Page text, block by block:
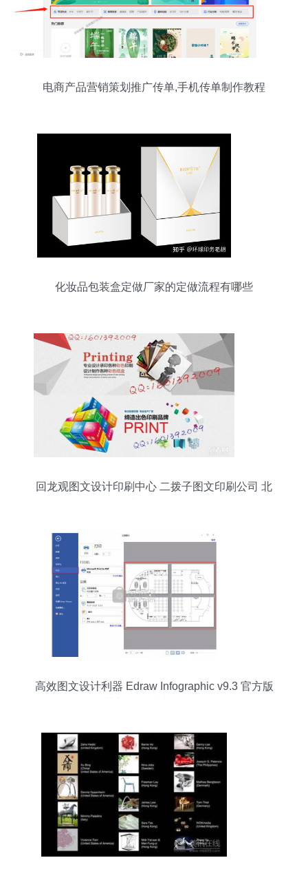
电商产品营销策划推广传单,手机传单制作教程
化妆品包装盒定做厂家的定做流程有哪些
回龙观图文设计印刷中心 二拨子图文印刷公司 北
高效图文设计利器 Edraw Infographic v9.3 官方版